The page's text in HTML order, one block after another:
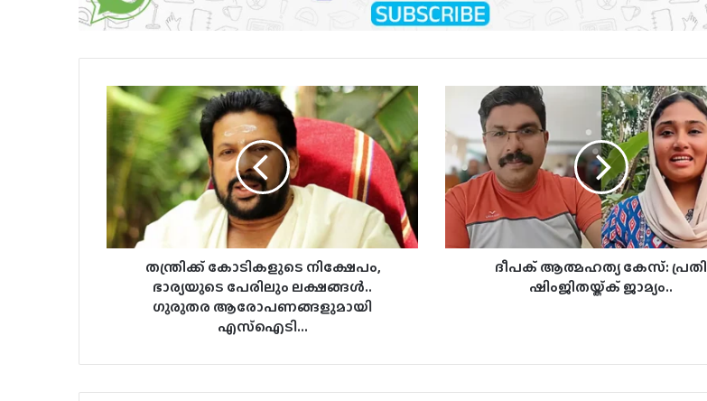
തന്ത്രിക്ക്
കോടികളുടെ
നിക്ഷേപം,
ഭാര്യയുടെ
പേരിലും
ലക്ഷങ്ങൾ..
ഗുരുതര
ആരോപണങ്ങളുമായി
എസ്‌ഐടി...
തന്ത്രിക്ക് കോടികളുടെ നിക്ഷേപം,
ഭാര്യയുടെ പേരിലും ലക്ഷങ്ങൾ..
ഗുരുതര ആരോപണങ്ങളുമായി
എസ്‌ഐടി...
ആത്മഹത്യ
കേസ്:
പ്രതി
ഷിംജിതയ്ക്ക്
ജാമ്യം..
ദീപക് ആത്മഹത്യ കേസ്: പ്രതി
ഷിംജിതയ്ക്ക് ജാമ്യം..